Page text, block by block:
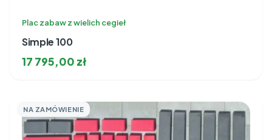
Plac zabaw z wielich cegieł
Simple 100
17 795,00 zł
NA ZAMÓWIENIE